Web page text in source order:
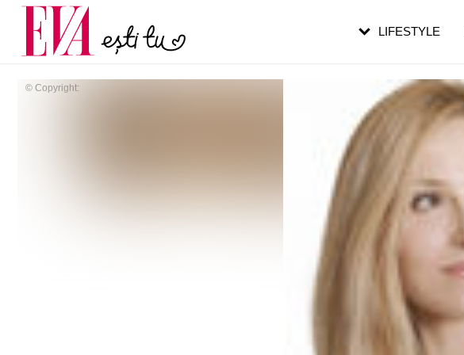
© Copyright:
LIFESTYLE
Carieră
Actualitate
pe măsură ce înaintezi în vârstă